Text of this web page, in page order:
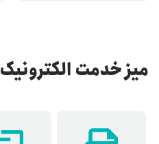
میز خدمت الکترونیک